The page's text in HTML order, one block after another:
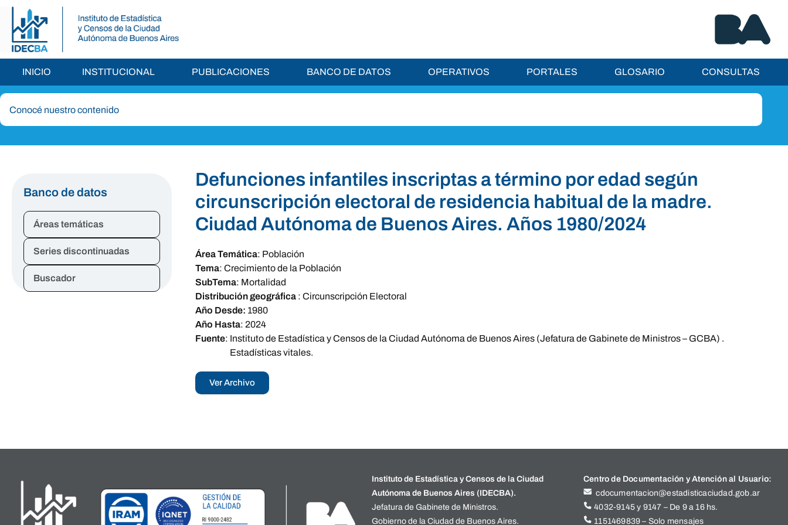
INICIO INSTITUCIONAL PUBLICACIONES BANCO DE DATOS OPERATIVOS PORTALES GLOSARIO CONSULTAS
Banco de datos
Áreas temáticas
Series discontinuadas
Buscador
Defunciones infantiles inscriptas a término por edad según
circunscripción electoral de residencia habitual de la madre.
Ciudad Autónoma de Buenos Aires. Años 1980/2024
Área Temática: Población
Tema: Crecimiento de la Población
SubTema: Mortalidad
Distribución geográfica : Circunscripción Electoral
Año Desde: 1980
Año Hasta: 2024
Fuente: Instituto de Estadística y Censos de la Ciudad Autónoma de Buenos Aires (Jefatura de Gabinete de Ministros – GCBA) .
Estadísticas vitales.
Ver Archivo
Instituto de Estadística y Censos de la Ciudad
Autónoma de Buenos Aires (IDECBA).
Jefatura de Gabinete de Ministros.
Gobierno de la Ciudad de Buenos Aires.
Centro de Documentación y Atención al Usuario:
cdocumentacion@estadisticaciudad.gob.ar
4032-9145 y 9147 – De 9 a 16 hs.
1151469839 – Solo mensajes